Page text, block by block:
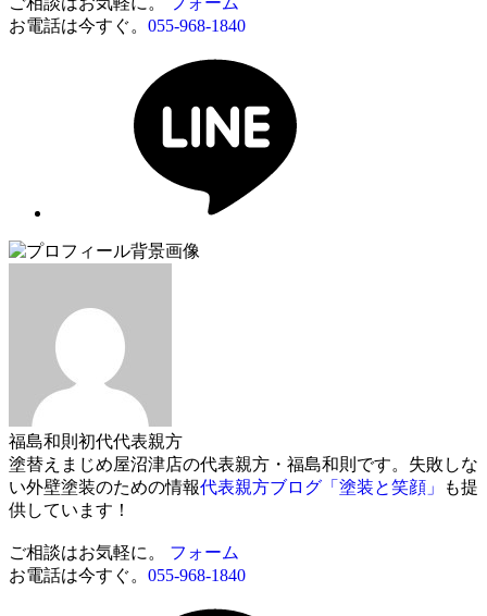
お電話は今すぐ。 055-968-1840
福島和則 初代代表親方
塗替えまじめ屋沼津店の代表親方・福島和則です。失敗しな
い外壁塗装のための情報代表親方ブログ「塗装と笑顔」
も提
供しています！
ご相談はお気軽に。 フォーム
お電話は今すぐ。 055-968-1840